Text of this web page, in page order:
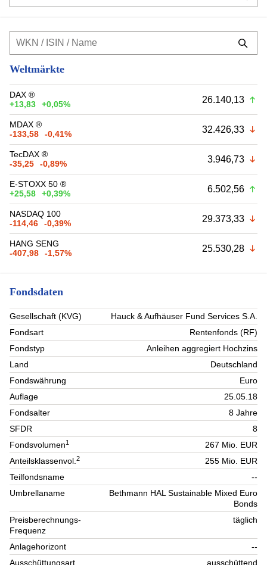
Weltmärkte
DAX ®
+13,83
+0,05% 26.140,13
MDAX ®
-133,58
-0,41% 32.426,33
TecDAX ®
-35,25
-0,89% 3.946,73
E-STOXX 50 ®
+25,58
+0,39% 6.502,56
NASDAQ 100
-114,46
-0,39% 29.373,33
HANG SENG
-407,98
-1,57% 25.530,28
Fondsdaten
Gesellschaft (KVG)
Hauck & Aufhäuser Fund Services S.A.
Fondsart
Rentenfonds (RF)
Fondstyp
Anleihen aggregiert Hochzins
Land
Deutschland
Fondswährung
Euro
Auflage
25.05.18
Fondsalter
8 Jahre
SFDR
8
Fondsvolumen1
267 Mio. EUR
Anteilsklassenvol.2
255 Mio. EUR
Teilfondsname
--
Umbrellaname
Bethmann HAL Sustainable Mixed Euro
Bonds
Preisberechnungs-
Frequenz
täglich
Anlagehorizont
--
Ausschüttungsart
ausschüttend